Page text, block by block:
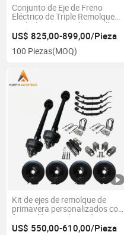
Conjunto de Eje de Freno
Eléctrico de Triple Remolque
Agrícola y Forestal 15000lbs
con 12 1/4" X 5" Freno
Eléctrico
US$ 825,00-899,00/Pieza
100 Piezas(MOQ)
Kit de ejes de remolque de
primavera personalizados con
freno eléctrico de eje de
remolque 10000lb
US$ 550,00-610,00/Pieza